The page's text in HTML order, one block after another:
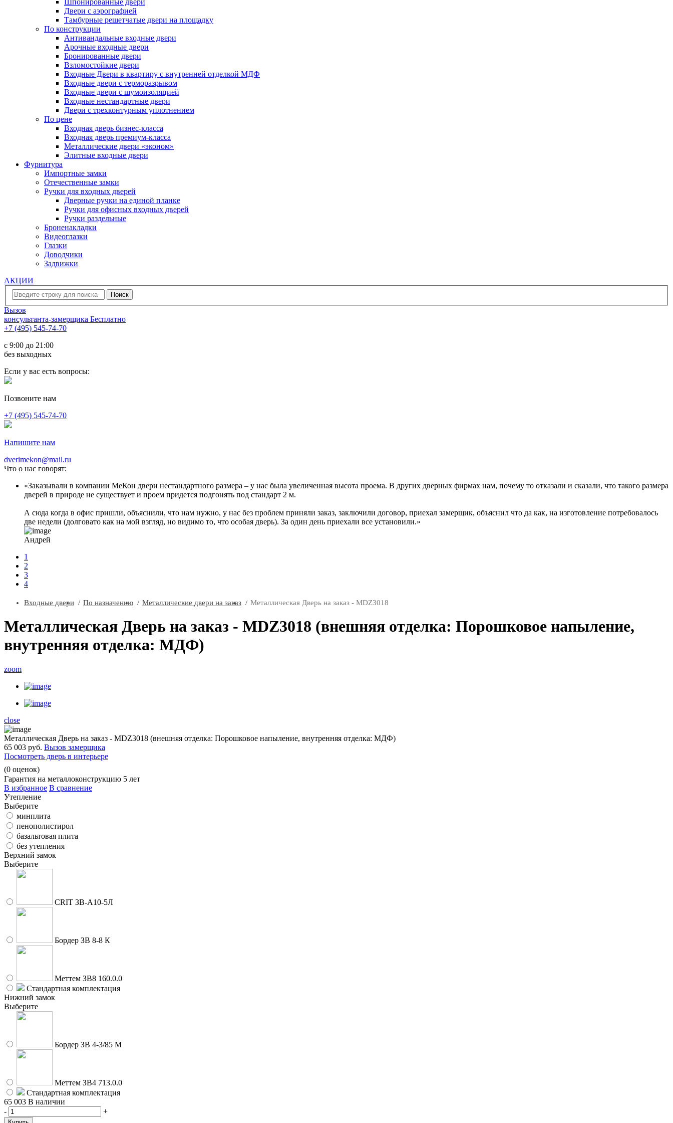
Шпонированные двери
Двери с аэрографией
Тамбурные решетчатые двери на площадку
По конструкции
Антивандальные входные двери
Арочные входные двери
Бронированные двери
Взломостойкие двери
Входные Двери в квартиру с внутренней отделкой МДФ
Входные двери с терморазрывом
Входные двери с шумоизоляцией
Входные нестандартные двери
Двери с трехконтурным уплотнением
По цене
Входная дверь бизнес-класса
Входная дверь премиум-класса
Металлические двери «эконом»
Элитные входные двери
Фурнитура
Импортные замки
Отечественные замки
Ручки для входных дверей
Дверные ручки на единой планке
Ручки для офисных входных дверей
Ручки раздельные
Броненакладки
Видеоглазки
Глазки
Доводчики
Задвижки
АКЦИИ
Вызов
консультанта-замерщика Бесплатно
+7 (495) 545-74-70
c 9:00 до 21:00
без выходных
Если у вас есть вопросы:
Позвоните нам
+7 (495) 545-74-70
Напишите нам
dverimekon@mail.ru
Что о нас говорят:
Заказывали в компании МеКон двери нестандартного размера – у нас была увеличенная высота проема. В других дверных фирмах нам, почему то отказали и сказали, что такого размера
дверей в природе не существует и проем придется подгонять под стандарт 2 м.
А сюда когда в офис пришли, объяснили, что нам нужно, у нас без проблем приняли заказ, заключили договор, приехал замерщик, объяснил что да как, на изготовление потребовалось
две недели (долговато как на мой взгляд, но видимо то, что особая дверь). За один день приехали все установили.
Андрей
1
2
3
4
Входные двери По назначению Металлические двери на заказ Металлическая Дверь на заказ - MDZ3018
Металлическая Дверь на заказ - MDZ3018 (внешняя отделка: Порошковое напыление,
внутренняя отделка: МДФ)
zoom
close
Металлическая Дверь на заказ - MDZ3018 (внешняя отделка: Порошковое напыление, внутренняя отделка: МДФ)
65 003 руб. Вызов замерщика
Посмотреть дверь в интерьере
(0 оценок)
Гарантия на металлоконструкцию 5 лет
В избранное В сравнение
Утепление
Выберите
минплита
пенополистирол
базальтовая плита
без утепления
Верхний замок
Выберите
CRIT ЗВ-A10-5Л
Бордер ЗВ 8-8 К
Меттем ЗВ8 160.0.0
Стандартная комплектация
Нижний замок
Выберите
Бордер ЗВ 4-3/85 М
Меттем ЗВ4 713.0.0
Стандартная комплектация
65 003 В наличии
-
+